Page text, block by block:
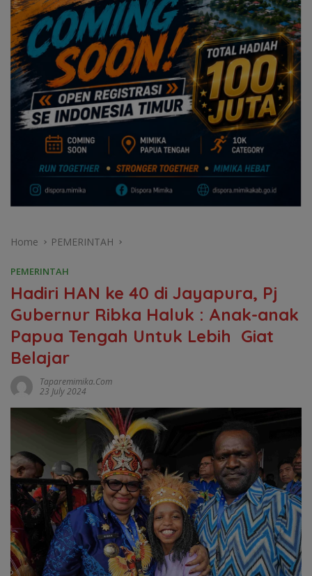
Home PEMERINTAH
PEMERINTAH
Hadiri HAN ke 40 di Jayapura, Pj
Gubernur Ribka Haluk : Anak-anak
Papua Tengah Untuk Lebih Giat
Belajar
Taparemimika.com
23 July 2024